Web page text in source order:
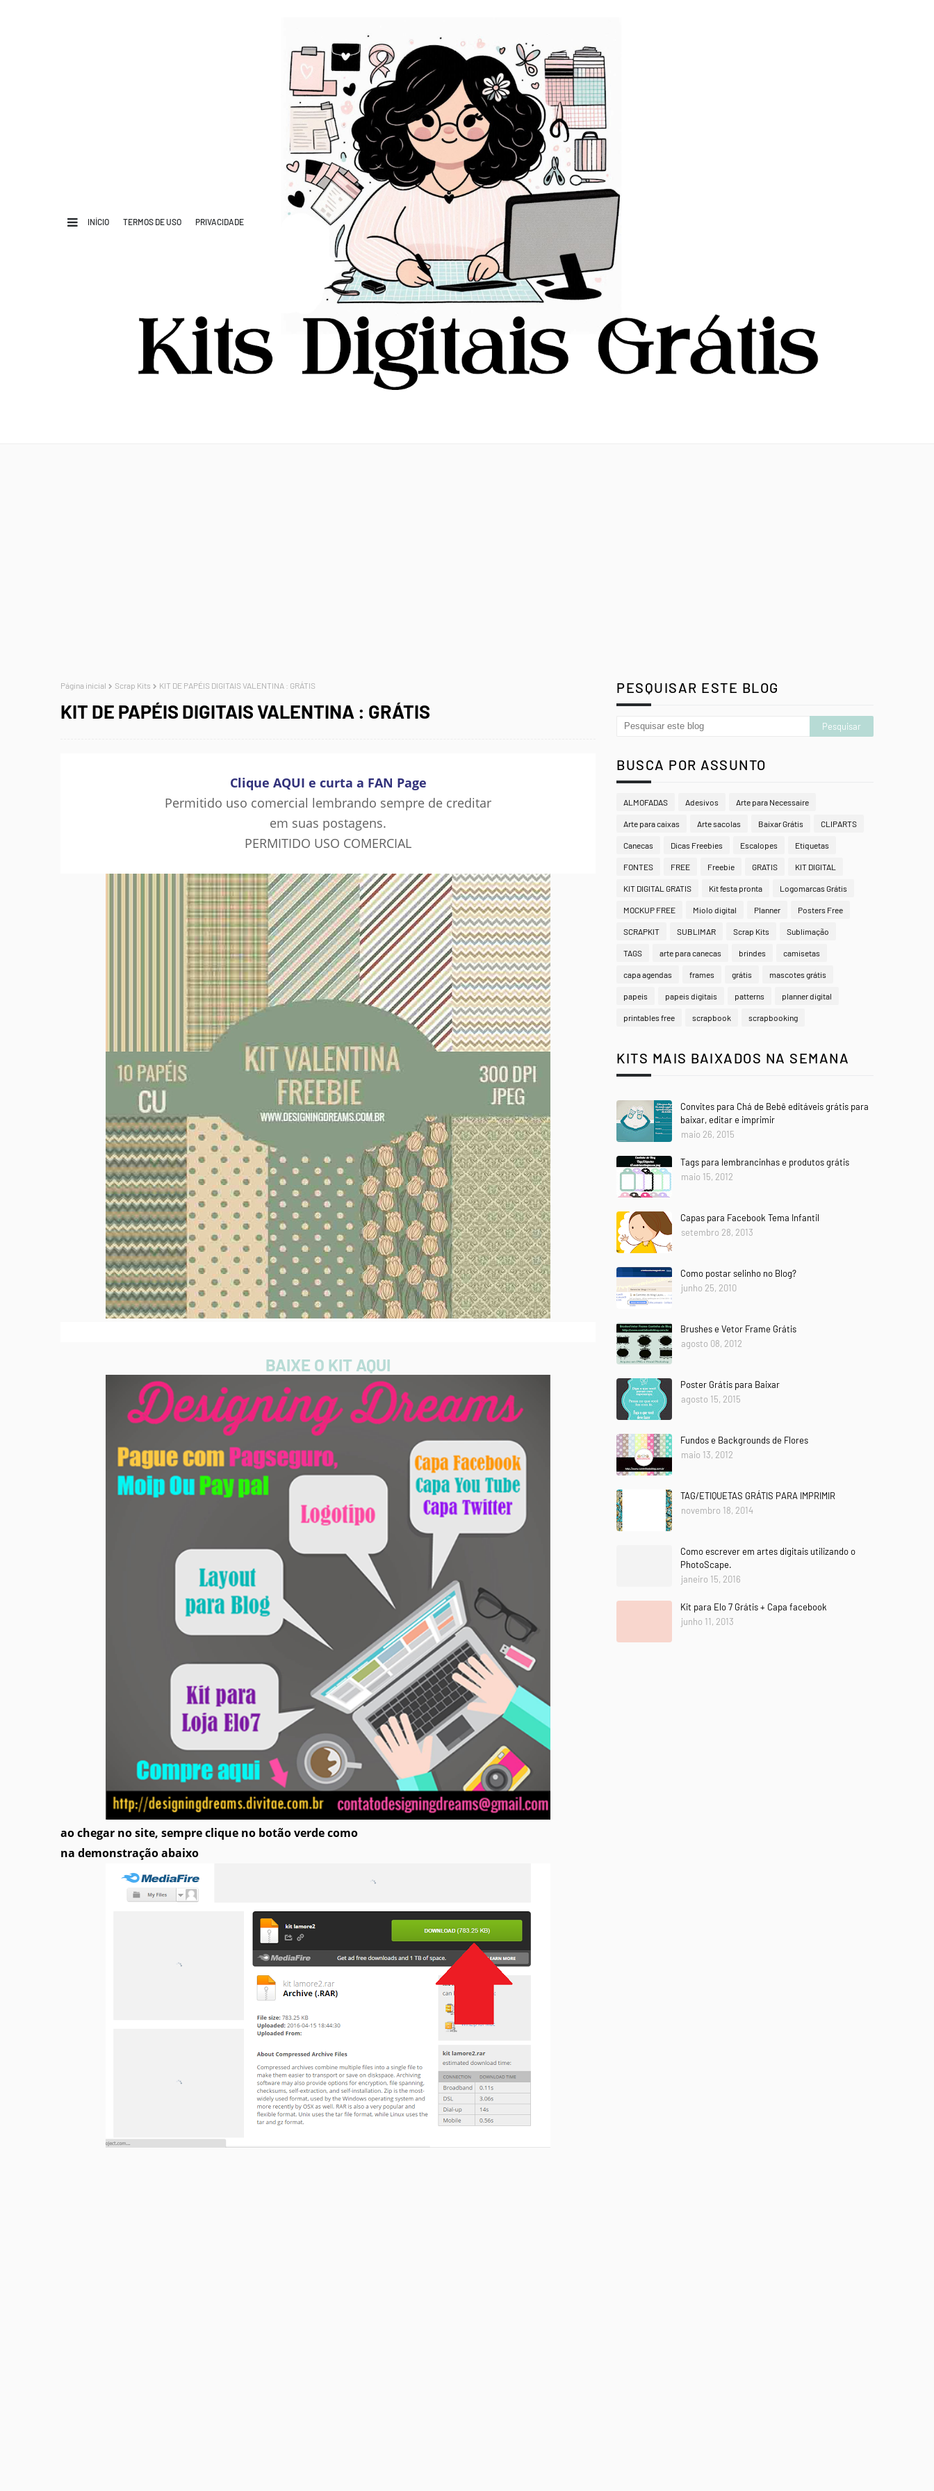
INÍCIO TERMOS DE USO PRIVACIDADE
Página inicial Scrap Kits KIT DE PAPÉIS DIGITAIS VALENTINA : GRÁTIS
KIT DE PAPÉIS DIGITAIS VALENTINA : GRÁTIS
Clique AQUI e curta a FAN Page
Permitido uso comercial lembrando sempre de creditar
em suas postagens.
PERMITIDO USO COMERCIAL
BAIXE O KIT AQUI
ao chegar no site, sempre clique no botão verde como
na demonstração abaixo
PESQUISAR ESTE BLOG
BUSCA POR ASSUNTO
ALMOFADAS Adesivos Arte para Necessaire
Arte para caixas Arte sacolas Baixar Grátis CLIPARTS
Canecas Dicas Freebies Escalopes Etiquetas
FONTES FREE Freebie GRATIS KIT DIGITAL
KIT DIGITAL GRATIS Kit festa pronta Logomarcas Grátis
MOCKUP FREE Miolo digital Planner Posters Free
SCRAPKIT SUBLIMAR Scrap Kits Sublimação
TAGS arte para canecas brindes camisetas
capa agendas frames grátis mascotes grátis
papeis papeis digitais patterns planner digital
printables free scrapbook scrapbooking
KITS MAIS BAIXADOS NA SEMANA
Convites para Chá de Bebê editáveis grátis para
baixar, editar e imprimir
maio 26, 2015
Tags para lembrancinhas e produtos grátis
maio 15, 2012
Capas para Facebook Tema Infantil
setembro 28, 2013
Como postar selinho no Blog?
junho 25, 2010
Brushes e Vetor Frame Grátis
agosto 08, 2012
Poster Grátis para Baixar
agosto 15, 2015
Fundos e Backgrounds de Flores
maio 13, 2012
TAG/ETIQUETAS GRÁTIS PARA IMPRIMIR
novembro 18, 2014
Como escrever em artes digitais utilizando o
PhotoScape.
janeiro 15, 2016
Kit para Elo 7 Grátis + Capa facebook
junho 11, 2013